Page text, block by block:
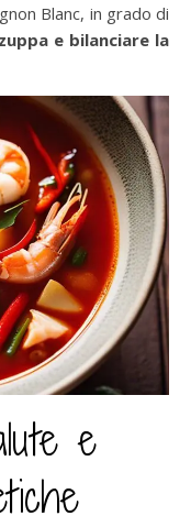
Blanc, in grado di
e bilanciare la
e